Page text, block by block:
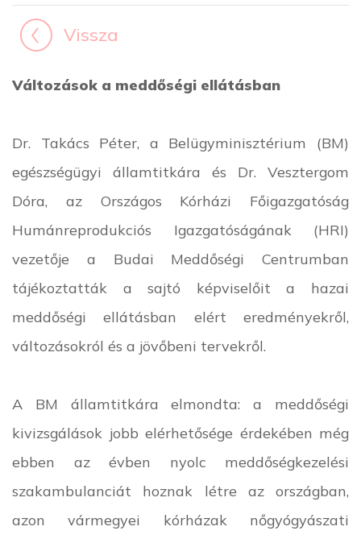
Vissza
Változások a meddőségi ellátásban
Dr. Takács Péter, a Belügyminisztérium (BM)
egészségügyi államtitkára és Dr. Vesztergom
Dóra, az Országos Kórházi Főigazgatóság
Humánreprodukciós Igazgatóságának (HRI)
vezetője a Budai Meddőségi Centrumban
tájékoztatták a sajtó képviselőit a hazai
meddőségi ellátásban elért eredményekről,
változásokról és a jövőbeni tervekről.
A BM államtitkára elmondta: a meddőségi
kivizsgálások jobb elérhetősége érdekében még
ebben az évben nyolc meddőségkezelési
szakambulanciát hoznak létre az országban,
azon vármegyei kórházak nőgyógyászati